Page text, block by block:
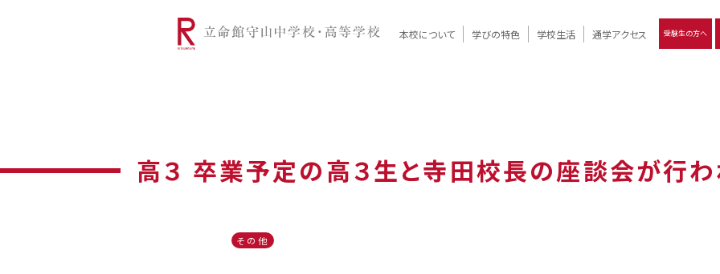
本校について 学びの特色 学校生活 通学アクセス 受験生の方へ
高３ 卒業予定の高３生と寺田校長の座談会が行わ
その他